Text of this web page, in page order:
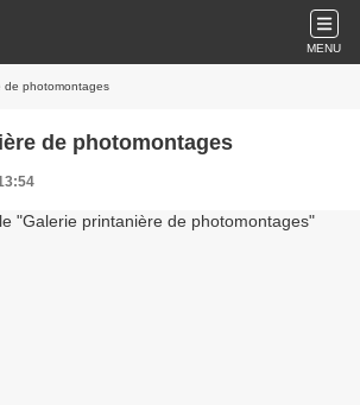
MENU
de photomontages
de photomontages